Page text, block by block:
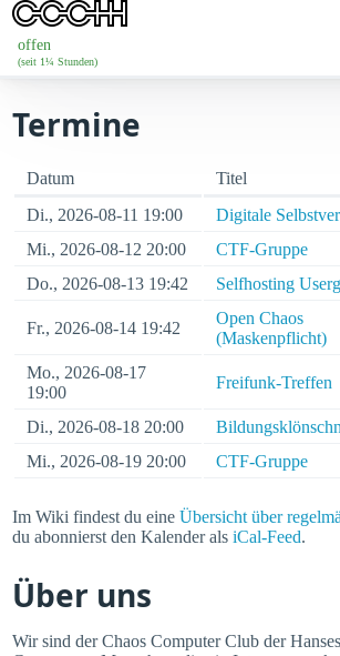
offen
(seit 1¼ Stunden)
Termine
Datum Titel
Di., 2026-08-11 19:00
Digitale
Mi., 2026-08-12 20:00
CTF-Gruppe
Do., 2026-08-13 19:42
Selfhosting
Fr., 2026-08-14 19:42
Open Chaos
(Maskenpflicht)
Mo., 2026-08-17
19:00
Freifunk-Treffen
Di., 2026-08-18 20:00
Mi., 2026-08-19 20:00
CTF-Gruppe
Im Wiki findest du eineÜbersicht über
du abonnierst den Kalender alsiCal-Feed.
Über uns
Wir sind der Chaos Computer Club der